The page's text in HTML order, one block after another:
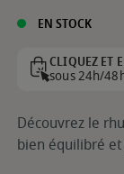
EN STOCK
CLIQUEZ ET
sous 24h/
Découvrez le
bien équilibré